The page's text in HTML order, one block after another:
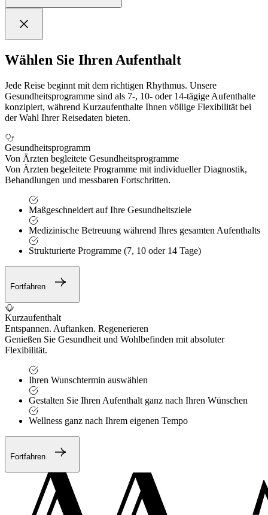
Wählen Sie Ihren Aufenthalt
Jede Reise beginnt mit dem richtigen Rhythmus. Unsere
Gesundheitsprogramme sind als 7-, 10- oder 14-tägige Aufenthalte
konzipiert, während Kurzaufenthalte Ihnen völlige Flexibilität bei
der Wahl Ihrer Reisedaten bieten.
Gesundheitsprogramm
Von Ärzten begleitete Gesundheitsprogramme
Von Ärzten begeleitete Programme mit individueller Diagnostik,
Behandlungen und messbaren Fortschritten.
Maßgeschneidert auf Ihre Gesundheitsziele
Medizinische Betreuung während Ihres gesamten Aufenthalts
Strukturierte Programme (7, 10 oder 14 Tage)
Fortfahren
Kurzaufenthalt
Entspannen. Auftanken. Regenerieren
Genießen Sie Gesundheit und Wohlbefinden mit absoluter
Flexibilität.
Ihren Wunschtermin auswählen
Gestalten Sie Ihren Aufenthalt ganz nach Ihren Wünschen
Wellness ganz nach Ihrem eigenen Tempo
Fortfahren